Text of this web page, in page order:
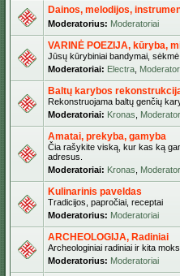
Dainos, melodijos,
Moderatorius: Moderatoriai
VARINĖ POEZIJA, kūryba,
Jūsų kūrybiniai bandymai,
Moderatoriai: Electra
Baltų karybos
Rekonstruojama baltų genčių
Moderatoriai: Kronas
Amatai, prekyba, gamyba
Čia rašykite viską, kur kas ką
adresus.
Moderatoriai: Kronas
Kulinarinis paveldas
Tradicijos, papročiai, receptai
Moderatorius: Moderatoriai
ARCHEOLOGIJA, Radiniai
Archeologiniai radiniai ir kita
Moderatorius: Moderatoriai